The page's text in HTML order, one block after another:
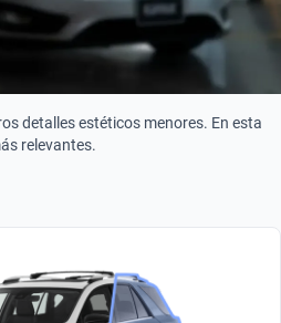
detalles estéticos menores. En esta
relevantes.